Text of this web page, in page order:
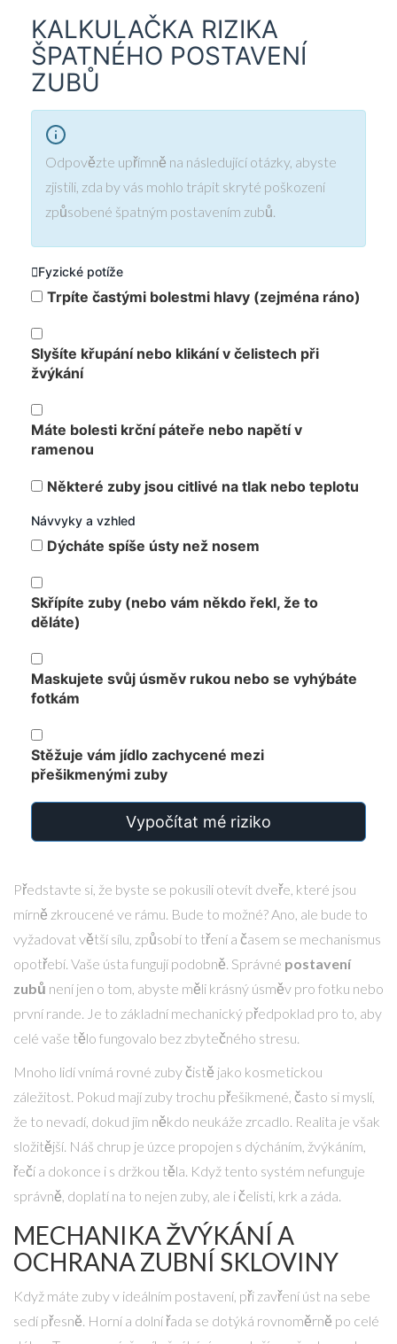
KALKULAČKA RIZIKA
ŠPATNÉHO POSTAVENÍ
ZUBŮ
Odpovězte upřímně na následující otázky, abyste
zjistili, zda by vás mohlo trápit skryté poškození
způsobené špatným postavením zubů.
Fyzické potíže
Trpíte častými bolestmi hlavy (zejména ráno)
Slyšíte křupání nebo klikání v čelistech při
žvýkání
Máte bolesti krční páteře nebo napětí v
ramenou
Některé zuby jsou citlivé na tlak nebo teplotu
Návvyky a vzhled
Dýcháte spíše ústy než nosem
Skřípíte zuby (nebo vám někdo řekl, že to
děláte)
Maskujete svůj úsměv rukou nebo se vyhýbáte
fotkám
Stěžuje vám jídlo zachycené mezi
přešikmenými zuby
Vypočítat mé riziko
Představte si, že byste se pokusili otevít dveře, které jsou
mírně zkroucené ve rámu. Bude to možné? Ano, ale bude to
vyžadovat větší sílu, způsobí to tření a časem se mechanismus
opotřebí. Vaše ústa fungují podobně. Správné postavení
zubů není jen o tom, abyste měli krásný úsměv pro fotku nebo
první rande. Je to základní mechanický předpoklad pro to, aby
celé vaše tělo fungovalo bez zbytečného stresu.
Mnoho lidí vnímá rovné zuby čistě jako kosmetickou
záležitost. Pokud mají zuby trochu přešikmené, často si myslí,
že to nevadí, dokud jim někdo neukáže zrcadlo. Realita je však
složitější. Náš chrup je úzce propojen s dýcháním, žvýkáním,
řečí a dokonce i s držkou těla. Když tento systém nefunguje
správně, doplatí na to nejen zuby, ale i čelisti, krk a záda.
MECHANIKA ŽVÝKÁNÍ A
OCHRANA ZUBNÍ SKLOVINY
Když máte zuby v ideálním postavení, při zavření úst na sebe
sedí přesně. Horní a dolní řada se dotýká rovnoměrně po celé